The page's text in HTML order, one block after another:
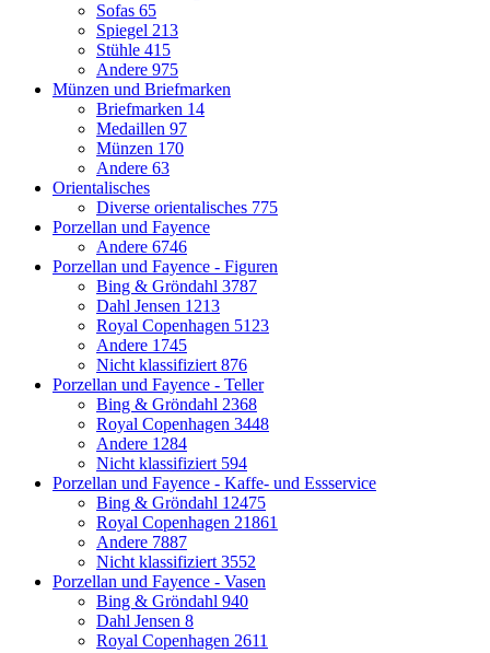
Sofas 65
Spiegel 213
Stühle 415
Andere 975
Münzen und Briefmarken
Briefmarken 14
Medaillen 97
Münzen 170
Andere 63
Orientalisches
Diverse orientalisches 775
Porzellan und Fayence
Andere 6746
Porzellan und Fayence - Figuren
Bing & Gröndahl 3787
Dahl Jensen 1213
Royal Copenhagen 5123
Andere 1745
Nicht klassifiziert 876
Porzellan und Fayence - Teller
Bing & Gröndahl 2368
Royal Copenhagen 3448
Andere 1284
Nicht klassifiziert 594
Porzellan und Fayence - Kaffe- und Essservice
Bing & Gröndahl 12475
Royal Copenhagen 21861
Andere 7887
Nicht klassifiziert 3552
Porzellan und Fayence - Vasen
Bing & Gröndahl 940
Dahl Jensen 8
Royal Copenhagen 2611